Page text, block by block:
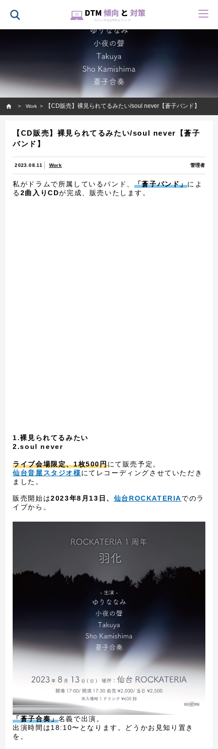
Work
【CD販売】裸見られてるみたい/soul never【蒼子バンド】
【CD販売】裸見られてるみたい/soul never【蒼子
バンド】
2023.08.11 Work 管理者
私がドラムで所属しているバンド、 「蒼子バンド」によ
る2曲入りCDが完成、販売いたします。
1.裸見られてるみたい
2.soul never
ライブ会場限定、1枚500円にて販売予定。
仙台音屋スタジオ様にてレコーディングさせていただき
ました。
販売開始は2023年8月13日、 仙台ROCKATERIAでのラ
イブから。
「蒼子合奏」名義で出演。
出演時間は18:10〜となります。どうかお見知り置き
を。